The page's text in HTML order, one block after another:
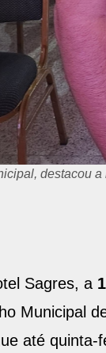
destacou
Sagres, a
Municipal
até quinta-